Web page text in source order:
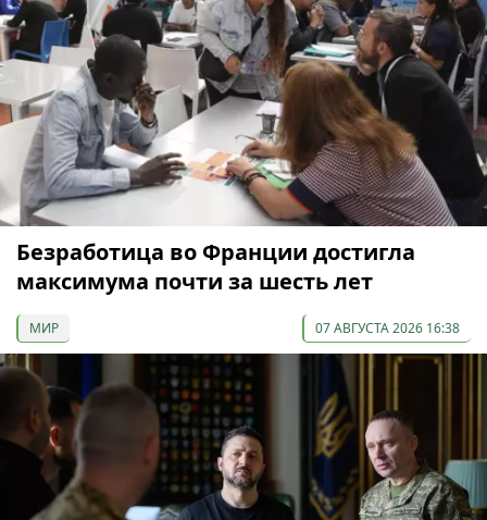
Безработица во Франции достигла
максимума почти за шесть лет
МИР 07 АВГУСТА 2026 16:38